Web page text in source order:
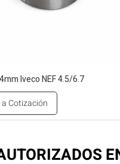
Iveco NEF 4.5/6.7
Cotización